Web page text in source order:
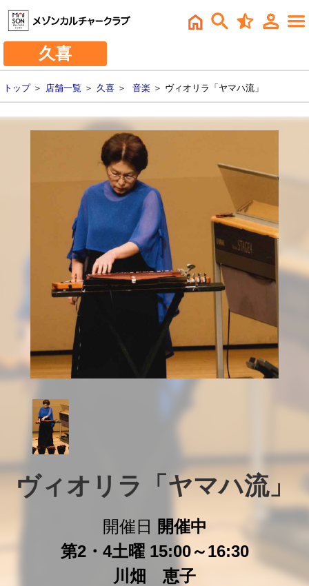
久喜
トップ＞ 店舗一覧 ＞ 久喜 ＞ 音楽 ＞ ヴィオリラ「ヤマハ流」
ヴィオリラ「ヤマハ流」
開催日
開催中
第2・4土曜 15:00～16:30
川畑 恵子